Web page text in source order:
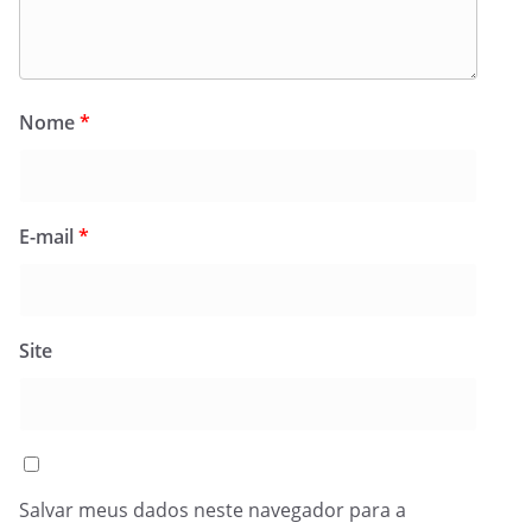
Nome*
E-mail*
Site
Salvar meus dados neste navegador para a